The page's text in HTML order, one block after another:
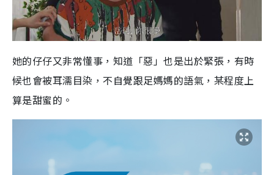
她的仔仔又非常懂事，知道「惡」也是出於緊張，有時
候也會被耳濡目染，不自覺跟足媽媽的語氣，某程度上
算是甜蜜的。